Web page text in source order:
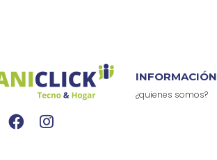
INFORMACIÓN
¿quienes somos?